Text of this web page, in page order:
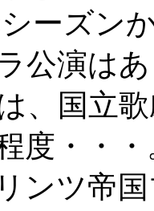
ーズン
公演は
、国立
度・・
ンツ帝